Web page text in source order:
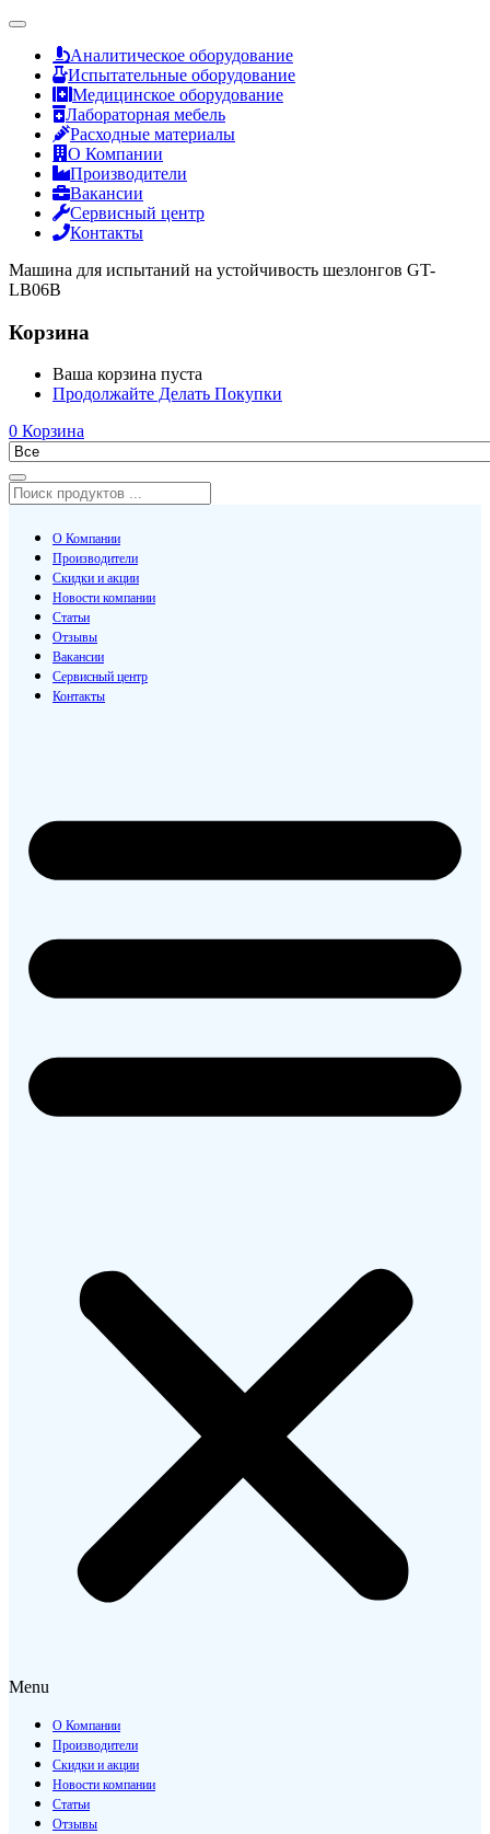
Аналитическое оборудование
Испытательные оборудование
Медицинское оборудование
Лабораторная мебель
Расходные материалы
О Компании
Производители
Вакансии
Сервисный центр
Контакты
Машина для испытаний на устойчивость шезлонгов GT-
LB06B
Корзина
Ваша корзина пуста
Продолжайте Делать Покупки
0 Корзина
О Компании
Производители
Скидки и акции
Новости компании
Статьи
Отзывы
Вакансии
Сервисный центр
Контакты
Menu
О Компании
Производители
Скидки и акции
Новости компании
Статьи
Отзывы